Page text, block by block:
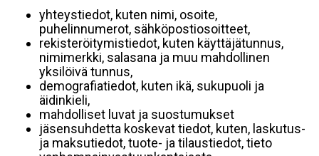
yhteystiedot, kuten nimi, osoite,
puhelinnumerot, sähköpostiosoitteet,
rekisteröitymistiedot, kuten käyttäjätunnus,
nimimerkki, salasana ja muu mahdollinen
yksilöivä tunnus,
demografiatiedot, kuten ikä, sukupuoli ja
äidinkieli,
mahdolliset luvat ja suostumukset
jäsensuhdetta koskevat tiedot, kuten, laskutus-
ja maksutiedot, tuote- ja tilaustiedot, tieto